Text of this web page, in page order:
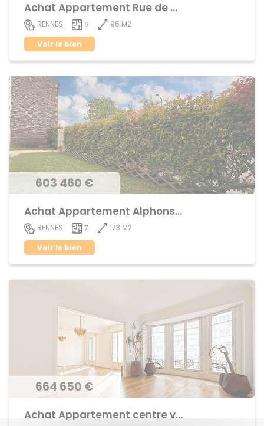
Achat Appartement Rue de Nantes
RENNES 6
96 M2
Voir le bien
603 460 €
Achat Appartement Alphonse Guerin
RENNES 7
173 M2
Voir le bien
664 650 €
Achat Appartement centre ville